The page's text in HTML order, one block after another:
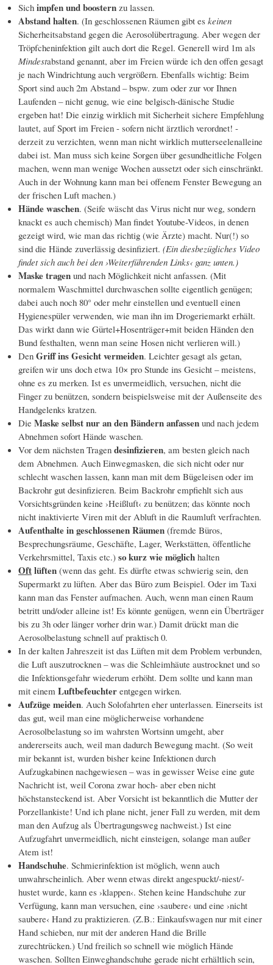
Sich impfen und boostern zu lassen.
Abstand halten. (In geschlossenen Räumen gibt es keinen
Sicherheitsabstand gegen die Aerosolübertragung. Aber wegen der
Tröpfcheninfektion gilt auch dort die Regel. Generell wird 1m als
Mindestabstand genannt, aber im Freien würde ich den offen gesagt
je nach Windrichtung auch vergrößern. Ebenfalls wichtig: Beim
Sport sind auch 2m Abstand – bspw. zum oder zur vor Ihnen
Laufenden – nicht genug, wie eine belgisch-dänische Studie
ergeben hat! Die einzig wirklich mit Sicherheit sichere Empfehlung
lautet, auf Sport im Freien - sofern nicht ärztlich verordnet! -
derzeit zu verzichten, wenn man nicht wirklich mutterseelenalleine
dabei ist. Man muss sich keine Sorgen über gesundheitliche Folgen
machen, wenn man wenige Wochen aussetzt oder sich einschränkt.
Auch in der Wohnung kann man bei offenem Fenster Bewegung an
der frischen Luft machen.)
Hände waschen. (Seife wäscht das Virus nicht nur weg, sondern
knackt es auch chemisch) Man findet Youtube-Videos, in denen
gezeigt wird, wie man das richtig (wie Ärzte) macht. Nur(!) so
sind die Hände zuverlässig desinfiziert. (Ein diesbezügliches Video
findet sich auch bei den ›Weiterführenden Links‹ ganz unten.)
Maske tragen und nach Möglichkeit nicht anfassen. (Mit
normalem Waschmittel durchwaschen sollte eigentlich genügen;
dabei auch noch 80° oder mehr einstellen und eventuell einen
Hygienespüler verwenden, wie man ihn im Drogeriemarkt erhält.
Das wirkt dann wie Gürtel+Hosenträger+mit beiden Händen den
Bund festhalten, wenn man seine Hosen nicht verlieren will.)
Den Griff ins Gesicht vermeiden. Leichter gesagt als getan,
greifen wir uns doch etwa 10× pro Stunde ins Gesicht – meistens,
ohne es zu merken. Ist es unvermeidlich, versuchen, nicht die
Finger zu benützen, sondern beispielsweise mit der Außenseite des
Handgelenks kratzen.
Die Maske selbst nur an den Bändern anfassen und nach jedem
Abnehmen sofort Hände waschen.
Vor dem nächsten Tragen desinfizieren, am besten gleich nach
dem Abnehmen. Auch Einwegmasken, die sich nicht oder nur
schlecht waschen lassen, kann man mit dem Bügeleisen oder im
Backrohr gut desinfizieren. Beim Backrohr empfiehlt sich aus
Vorsichtsgründen keine ›Heißluft‹ zu benützen; das könnte noch
nicht inaktivierte Viren mit der Abluft in die Raumluft verfrachten.
Aufenthalte in geschlossenen Räumen (fremde Büros,
Besprechungsräume, Geschäfte, Lager, Werkstätten, öffentliche
Verkehrsmittel, Taxis etc.) so kurz wie möglich halten
Oftlüften (wenn das geht. Es dürfte etwas schwierig sein, den
Supermarkt zu lüften. Aber das Büro zum Beispiel. Oder im Taxi
kann man das Fenster aufmachen. Auch, wenn man einen Raum
betritt und/oder alleine ist! Es könnte genügen, wenn ein Überträger
bis zu 3h oder länger vorher drin war.) Damit drückt man die
Aerosolbelastung schnell auf praktisch 0.
In der kalten Jahreszeit ist das Lüften mit dem Problem verbunden,
die Luft auszutrocknen – was die Schleimhäute austrocknet und so
die Infektionsgefahr wiederum erhöht. Dem sollte und kann man
mit einem Luftbefeuchter entgegen wirken.
Aufzüge meiden. Auch Solofahrten eher unterlassen. Einerseits ist
das gut, weil man eine möglicherweise vorhandene
Aerosolbelastung so im wahrsten Wortsinn umgeht, aber
andererseits auch, weil man dadurch Bewegung macht. (So weit
mir bekannt ist, wurden bisher keine Infektionen durch
Aufzugkabinen nachgewiesen – was in gewisser Weise eine gute
Nachricht ist, weil Corona zwar hoch- aber eben nicht
höchstansteckend ist. Aber Vorsicht ist bekanntlich die Mutter der
Porzellankiste! Und ich plane nicht, jener Fall zu werden, mit dem
man den Aufzug als Übertragungsweg nachweist.) Ist eine
Aufzugfahrt unvermeidlich, nicht einsteigen, solange man außer
Atem ist!
Handschuhe. Schmierinfektion ist möglich, wenn auch
unwahrscheinlich. Aber wenn etwas direkt angespuckt/-niest/-
hustet wurde, kann es ›klappen‹. Stehen keine Handschuhe zur
Verfügung, kann man versuchen, eine ›saubere‹ und eine ›nicht
saubere‹ Hand zu praktizieren. (Z.B.: Einkaufswagen nur mit einer
Hand schieben, nur mit der anderen Hand die Brille
zurechtrücken.) Und freilich so schnell wie möglich Hände
waschen. Sollten Einweghandschuhe gerade nicht erhältlich sein,